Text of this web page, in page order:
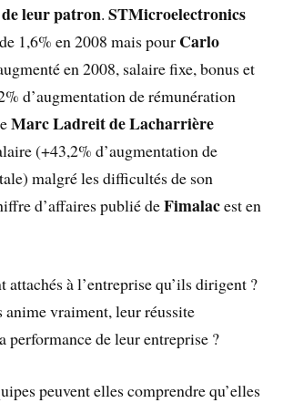
leur patron.STMicroelectronics
1,6% en 2008 mais pour Carlo
en 2008, salaire fixe, bonus et
d’augmentation de rémunération
Marc Ladreit de Lacharrière
(+43,2% d’augmentation de
malgré les difficultés de son
d’affaires publié deFimalacest en
attachés à l’entreprise qu’ils dirigent ?
anime vraiment, leur réussite
performance de leur entreprise ?
peuvent elles comprendre qu’elles